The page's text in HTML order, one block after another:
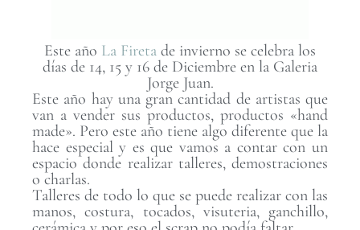
Este año La Fireta de invierno se celebra los
días de 14, 15 y 16 de Diciembre en la Galeria
Jorge Juan.
Este año hay una gran cantidad de artistas que
van a vender sus productos, productos «hand
made». Pero este año tiene algo diferente que la
hace especial y es que vamos a contar con un
espacio donde realizar talleres, demostraciones
o charlas.
Talleres de todo lo que se puede realizar con las
manos, costura, tocados, visuteria, ganchillo,